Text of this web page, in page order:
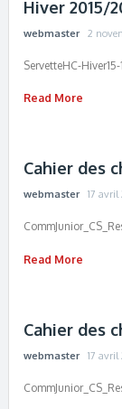
Hiver 2015/
webmaster 2
ServetteHC-
Read More
Cahier des
webmaster 17 avril
Read More
Cahier des
webmaster 17 avril